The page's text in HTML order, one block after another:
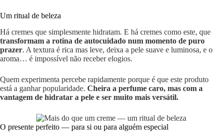
Um ritual de beleza
Há cremes que simplesmente hidratam. E há cremes como este, que
transformam a rotina de autocuidado num momento de puro
prazer. A textura é rica mas leve, deixa a pele suave e luminosa, e o
aroma… é impossível não receber elogios.
Quem experimenta percebe rapidamente porque é que este produto
está a ganhar popularidade. Cheira a perfume caro, mas com a
vantagem de hidratar a pele e ser muito mais versátil.
O presente perfeito — para si ou para alguém especial